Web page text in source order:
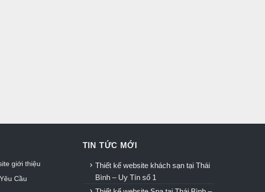
giới thiệu
Cầu
TIN TỨC MỚI
Thiết kế website khách sạn tại Thái
Bình – Uy Tín số 1